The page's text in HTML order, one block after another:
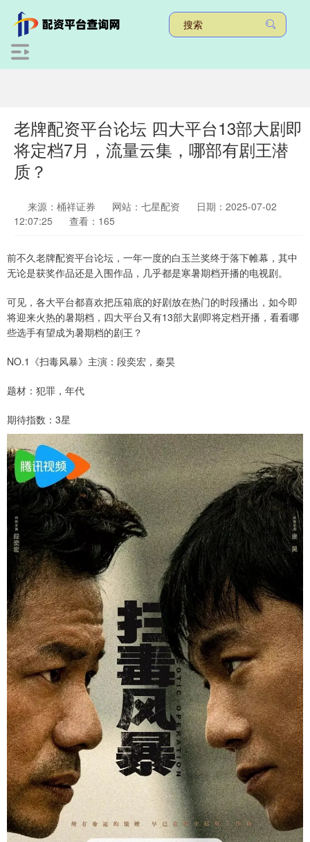
老牌配资平台论坛 四大平台13部大剧即
将定档7月，流量云集，哪部有剧王潜
质？
来源：桶祥证券 网站：七星配资
日期：2025-07-02
12:07:25
查看：165
前不久老牌配资平台论坛，一年一度的白玉兰奖终于落下帷幕，其中
无论是获奖作品还是入围作品，几乎都是寒暑期档开播的电视剧。
可见，各大平台都喜欢把压箱底的好剧放在热门的时段播出，如今即
将迎来火热的暑期档，四大平台又有13部大剧即将定档开播，看看哪
些选手有望成为暑期档的剧王？
NO.1《扫毒风暴》主演：段奕宏，秦昊
题材：犯罪，年代
期待指数：3星